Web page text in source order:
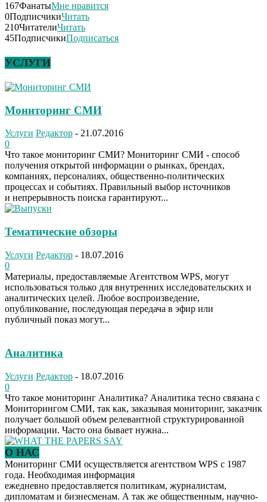
167ФанатыМне нравится
0ПодписчикиЧитать
210ЧитателиЧитать
45ПодписчикиПодписаться
УСЛУГИ
Мониторинг СМИ
Услуги Редактор - 21.07.2016
0
Что такое мониторинг СМИ? Мониторинг СМИ - способ
получения открытой информации о рынках, брендах,
компаниях, персоналиях, общественно-политических
процессах и событиях. Правильный выбор источников
и непрерывность поиска гарантируют...
Тематические обзоры
Услуги Редактор - 18.07.2016
0
Материалы, предоставляемые Агентством WPS, могут
использоваться только для внутренних исследовательских и
аналитических целей. Любое воспроизведение,
опубликование, последующая передача в эфир или
публичный показ могут...
Аналитика
Услуги Редактор - 18.07.2016
0
Что такое мониторинг Аналитика? Аналитика тесно связана с
Мониторингом СМИ, так как, заказывая мониторинг, заказчик
получает большой объем релевантной структурированной
информации. Часто она бывает нужна...
О НАС
Мониторинг СМИ осуществляется агентством WPS с 1987
года. Необходимая информация
ежедневно предоставляется политикам, журналистам,
дипломатам и бизнесменам. А так же общественным, научно-